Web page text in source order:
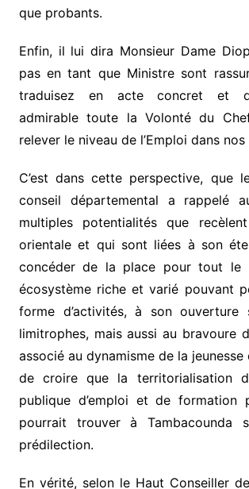
que probants.
Enfin, il lui dira Monsieur Dame
pas en tant que Ministre sont
traduisez en acte concret et
admirable toute la Volonté du
relever le niveau de l’Emploi dans nos
C’est dans cette perspective, que
conseil départemental a rappelé
multiples potentialités que
orientale et qui sont liées à son
concéder de la place pour tout le
écosystème riche et varié pouvant
forme d’activités, à son ouverture
limitrophes, mais aussi au bravoure
associé au dynamisme de la
de croire que la territorialisation
publique d’emploi et de formation
pourrait trouver à Tambacounda
prédilection.
En vérité, selon le Haut Conseiller